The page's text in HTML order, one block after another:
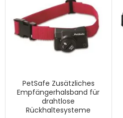
PetSafe Zusätzliches
Empfängerhalsband für
drahtlose
Rückhaltesysteme